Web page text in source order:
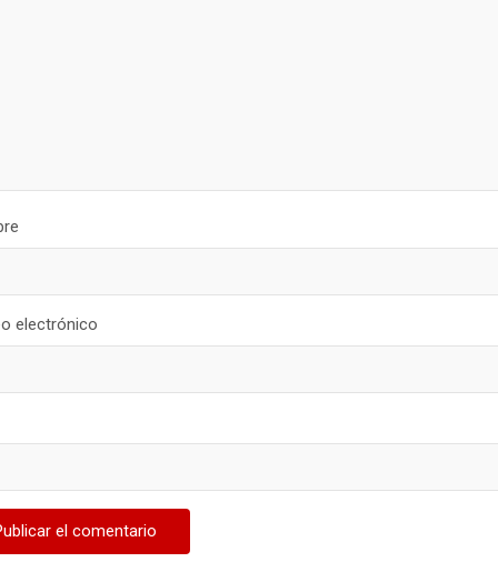
electrónico